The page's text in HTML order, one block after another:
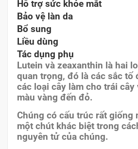
Hỗ trợ sức khỏe mắt
Bảo vệ làn da
Bổ sung
Liều dùng
Tác dụng phụ
Lutein và zeaxanthin là hai
quan trọng, đó là các sắc tố
các loại cây làm cho trái cây
màu vàng đến đỏ.
Chúng có cấu trúc rất giống
một chút khác biệt trong
nguyên tử của chúng.